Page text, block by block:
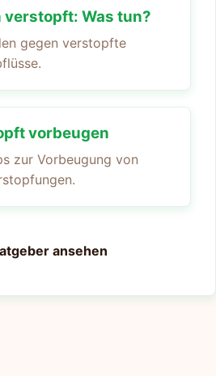
verstopft: Was tun?
gegen verstopfte
vorbeugen
zur Vorbeugung von
ansehen